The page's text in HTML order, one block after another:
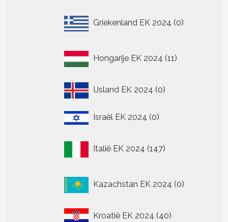
Griekenland EK 2024 0
producten
Hongarije EK 2024 11
producten
IJsland EK 2024 00
Israël EK 2024 00
Italië EK 2024 147
producten
Kazachstan EK 2024 0
producten
Kroatië EK 2024 4040